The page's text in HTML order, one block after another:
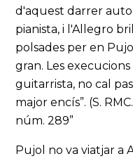
d'aquest darrer
pianista, i l'Allegro
polsades per en
gran. Les
guitarrista, no cal
major encís”. (S.
núm. 289”
Pujol no va viatjar a